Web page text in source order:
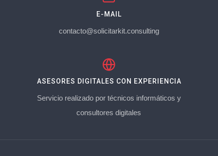
E-MAIL
contacto@solicitarkit.consulting
ASESORES DIGITALES CON EXPERIENCIA
Servicio realizado por técnicos informáticos y
consultores digitales